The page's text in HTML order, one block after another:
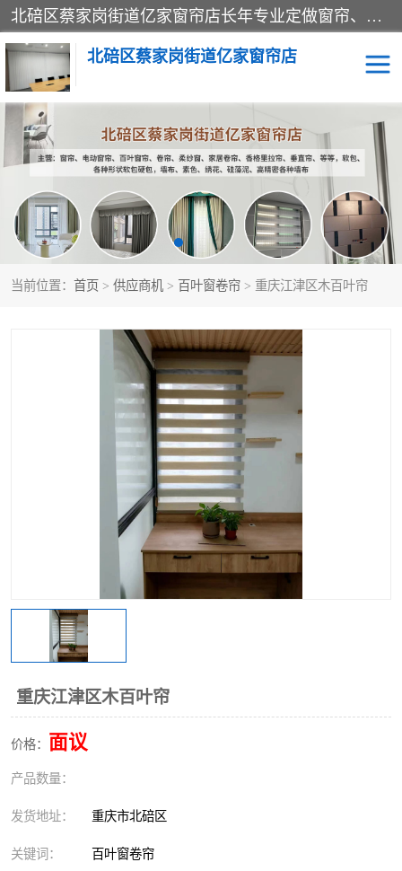
北碚区蔡家岗街道亿家窗帘店长年专业定做窗帘、电动窗帘、百叶窗帘、卷帘、柔纱窗、家居卷帘、香格里拉帘、垂直帘、等等，软包、各种形状软包硬包，墙布、素色、绣花、硅藻泥、高精密各种墙布，免费测量、免费安装，欢迎咨询
北碚区蔡家岗街道亿家窗帘店
当前位置： 首页 > 供应商机 > 百叶窗卷帘 > 重庆江津区木百叶帘
重庆江津区木百叶帘
价格： 面议
产品数量：
发货地址： 重庆市北碚区
关键词： 百叶窗卷帘
软包硬包 墙布
窗帘 百叶窗卷帘